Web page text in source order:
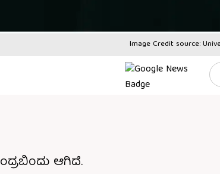
Image Credit source:
ಆಗಿದೆ.